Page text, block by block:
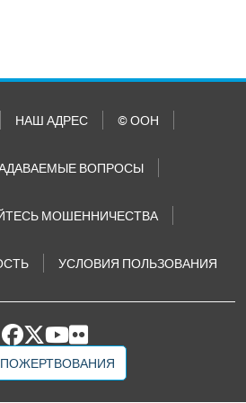
НАШ АДРЕС © ООН
ВОПРОСЫ
МОШЕННИЧЕСТВА
УСЛОВИЯ ПОЛЬЗОВАНИЯ
ПОЖЕРТВОВАНИЯ